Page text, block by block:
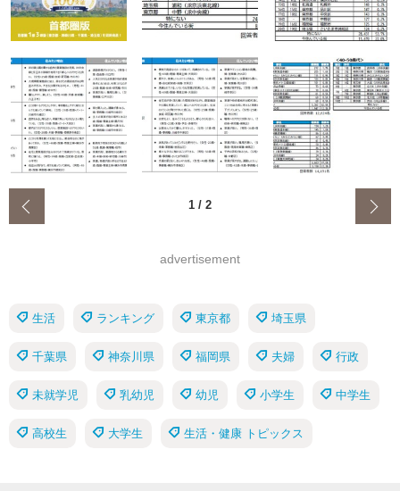
1 / 2
advertisement
生活 ランキング 東京都 埼玉県
千葉県 神奈川県 福岡県 夫婦 行政
未就学児 乳幼児 幼児 小学生 中学生
高校生 大学生 生活・健康 トピックス